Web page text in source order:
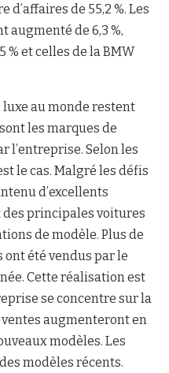
de 55,2 %. Les
augmenté de 6,3 %,
% et celles de la BMW
au monde restent
les marques de
l’entreprise. Selon les
le cas. Malgré les défis
d’excellents
des principales voitures
de modèle. Plus de
été vendus par le
Cette réalisation est
se concentre sur la
augmenteront en
modèles. Les
modèles récents.